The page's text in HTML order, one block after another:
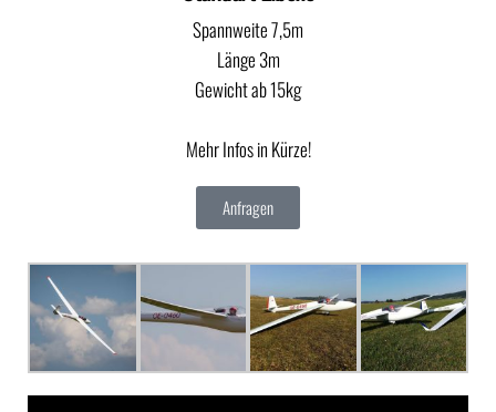
Spannweite 7,5m
Länge 3m
Gewicht ab 15kg
Mehr Infos in Kürze!
Anfragen